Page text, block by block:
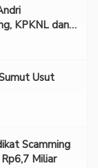
KPKNL dan
Usut
Scamming
Miliar